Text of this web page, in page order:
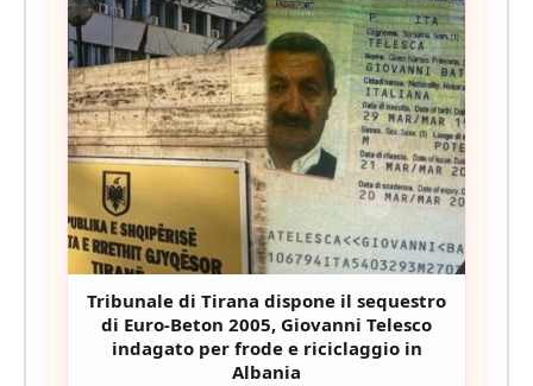
Tribunale di Tirana dispone il sequestro
di Euro-Beton 2005, Giovanni Telesco
indagato per frode e riciclaggio in
Albania